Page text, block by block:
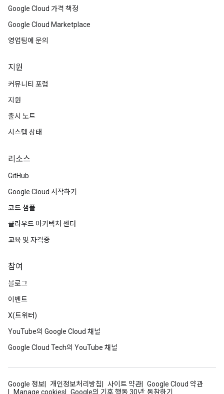
Google Cloud 가격 책정
Google Cloud Marketplace
영업팀에 문의
지원
커뮤니티 포럼
지원
출시 노트
시스템 상태
리소스
GitHub
Google Cloud 시작하기
코드 샘플
클라우드 아키텍처 센터
교육 및 자격증
참여
블로그
이벤트
X(트위터)
YouTube의 Google Cloud 채널
Google Cloud Tech의 YouTube 채널
Google 정보 개인정보처리방침 사이트 약관
Google Cloud 약관
Manage cookies
Google의 기후 행동 30년: 동참하기